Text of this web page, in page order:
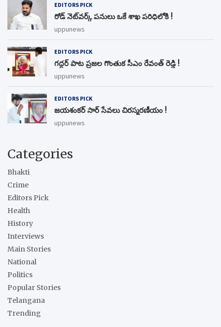
EDITORS PICK
రోడ్ నెట్‌వర్క్‌ పనులు ఒకే శాఖ పరిధిలోకి !
uppunews
EDITORS PICK
గద్దర్ పాట ప్రజల గొంతుక సీఎం రేవంత్ రెడ్డి !
uppunews
EDITORS PICK
జయశంకర్ సార్ సేవలు చిరస్మరణీయం !
uppunews
Categories
Bhakti
Crime
Editors Pick
Health
History
Interviews
Main Stories
National
Politics
Popular Stories
Telangana
Trending